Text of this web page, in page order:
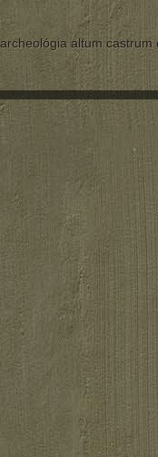
archeológia altum